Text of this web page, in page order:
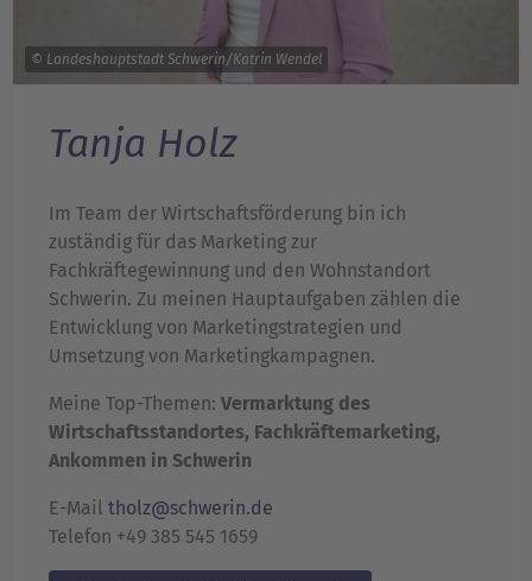
© Landeshauptstadt Schwerin/Katrin Wendel
Tanja Holz
Im Team der Wirtschaftsförderung bin ich
zuständig für das Marketing zur
Fachkräftegewinnung und den Wohnstandort
Schwerin. Zu meinen Hauptaufgaben zählen die
Entwicklung von Marketingstrategien und
Umsetzung von Marketingkampagnen.
Meine Top-Themen: Vermarktung des
Wirtschaftsstandortes, Fachkräftemarketing,
Ankommen in Schwerin
E-Mail tholz@schwerin.de
Telefon +49 385 545 1659